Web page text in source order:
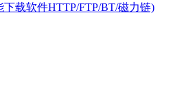
下载软件HTTP/FTP/BT/磁力链)